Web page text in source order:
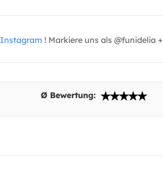
Instagram ! Markiere uns als @funidelia +
Ø Bewertung: